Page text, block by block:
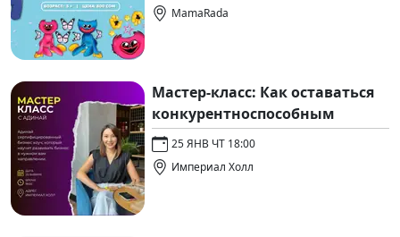
MamaRada
Мастер-класс: Как оставаться
конкурентноспособным
25 ЯНВ ЧТ 18:00
Империал Холл